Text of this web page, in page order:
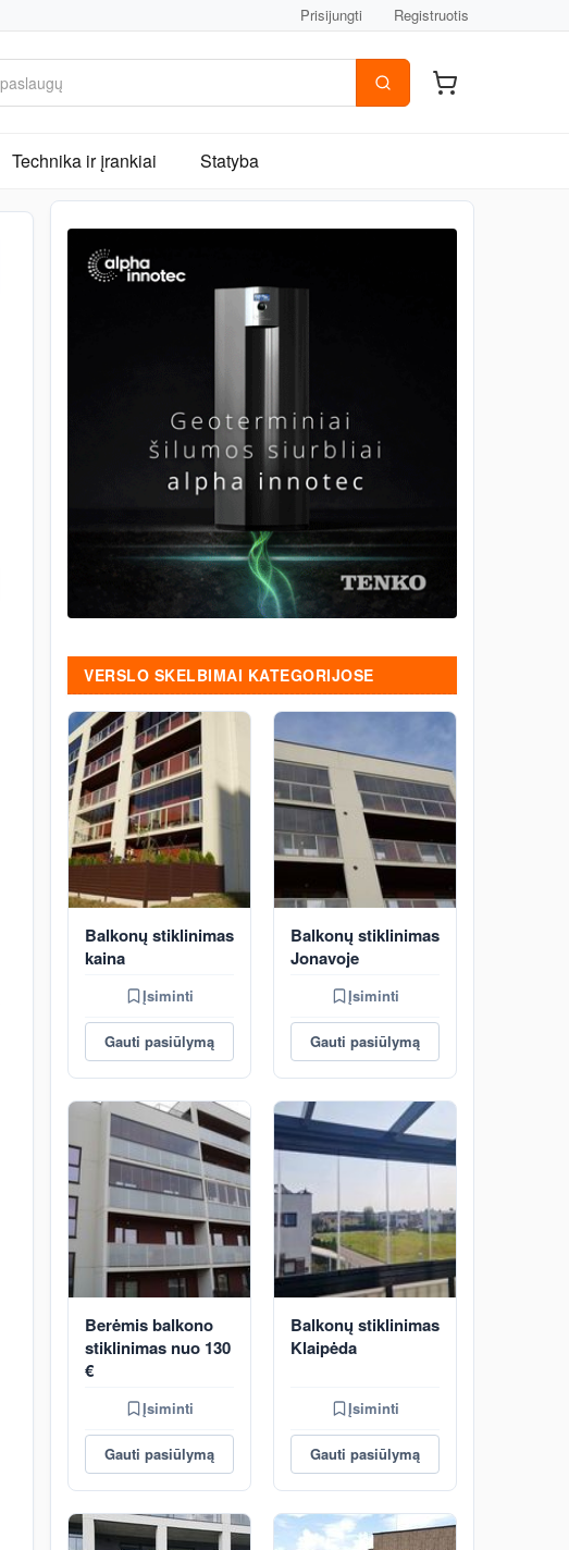
Prisijungti Registruotis
Technika ir įrankiai Statyba
VERSLO SKELBIMAI KATEGORIJOSE
Balkonų stiklinimas
kaina
Įsiminti
Gauti pasiūlymą
Balkonų stiklinimas
Jonavoje
Įsiminti
Gauti pasiūlymą
Berėmis balkono
stiklinimas nuo 130
€
Įsiminti
Gauti pasiūlymą
Balkonų stiklinimas
Klaipėda
Įsiminti
Gauti pasiūlymą